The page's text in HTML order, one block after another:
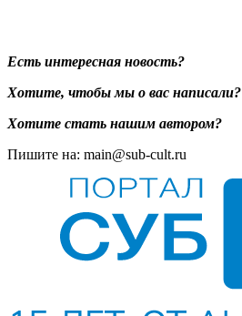
Есть интересная новость?
Хотите, чтобы мы о вас написали?
Хотите стать нашим автором?
Пишите на: main@sub-cult.ru